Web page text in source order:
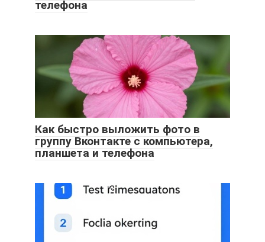
телефона
Как быстро выложить фото в
группу Вконтакте с компьютера,
планшета и телефона